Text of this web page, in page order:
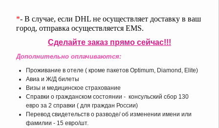
*- В случае, если DHL не осуществляет доставку в ваш
город, отправка осуществляется EMS.
Сделайте заказ прямо сейчас!!!
Дополнительно оплачиваются:
Проживание в отеле ( кроме пакетов Optimum, Diamond, Elite)
Авиа и Ж/Д билеты
Визы и медицинское страхование
Справки о гражданском состоянии - консульский сбор 130
евро за 2 справки ( для граждан России)
Перевод свидетельств о разводе/ об изменении имени или
фамилии - 15 евро/шт.